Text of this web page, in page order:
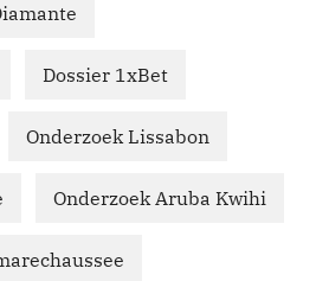
Dossier 1xBet
Onderzoek Lissabon
Onderzoek Aruba Kwihi